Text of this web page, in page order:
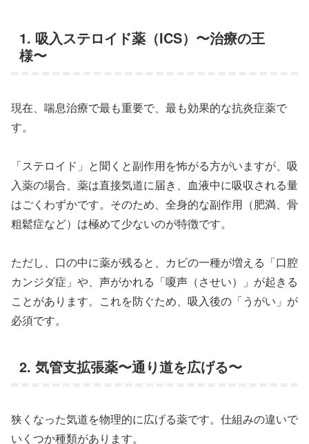
1. 吸入ステロイド薬（ICS）〜治療の王
様〜
現在、喘息治療で最も重要で、最も効果的な抗炎症薬で
す。
「ステロイド」と聞くと副作用を怖がる方がいますが、吸
入薬の場合、薬は直接気道に届き、血液中に吸収される量
はごくわずかです。そのため、全身的な副作用（肥満、骨
粗鬆症など）は極めて少ないのが特徴です。
ただし、口の中に薬が残ると、カビの一種が増える「口腔
カンジダ症」や、声がかれる「嗄声（させい）」が起きる
ことがあります。これを防ぐため、吸入後の「うがい」が
必須です。
2. 気管支拡張薬〜通り道を広げる〜
狭くなった気道を物理的に広げる薬です。仕組みの違いで
いくつか種類があります。